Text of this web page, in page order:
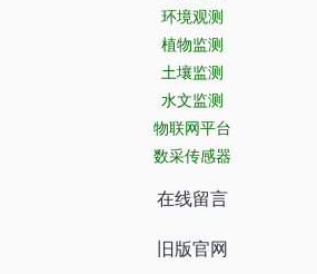
环境观测
植物监测
土壤监测
水文监测
物联网平台
数采传感器
在线留言
旧版官网